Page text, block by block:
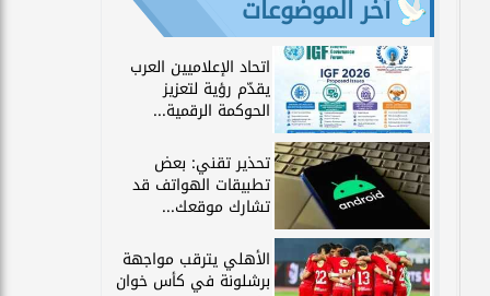
آخر الموضوعات
اتحاد الإعلاميين العرب
يقدّم رؤية لتعزيز
الحوكمة الرقمية...
تحذير تقني: بعض
تطبيقات الهواتف قد
تشارك موقعك...
الأهلي يترقب مواجهة
برشلونة في كأس خوان